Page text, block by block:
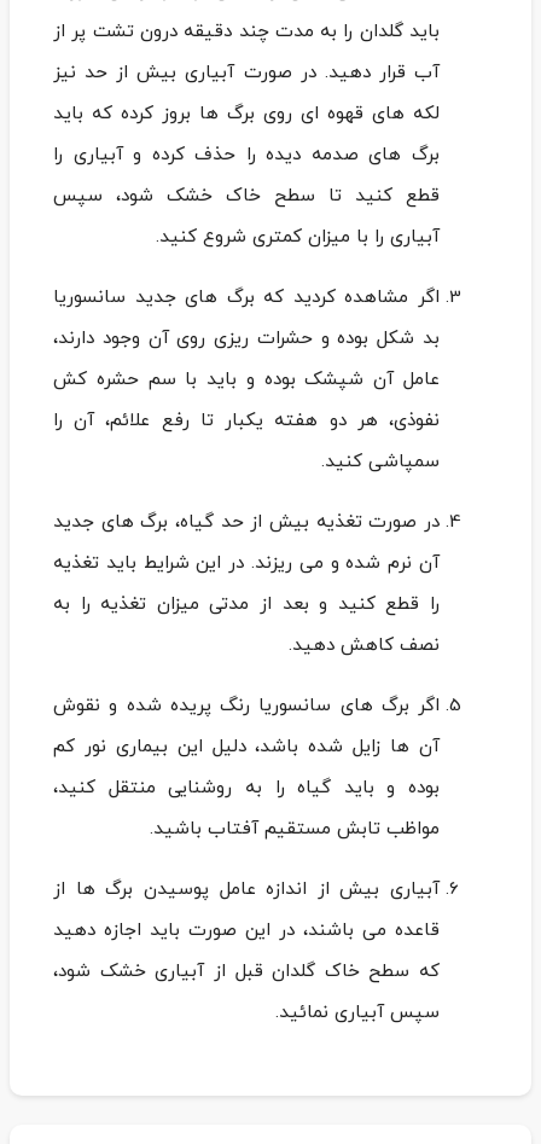
باید گلدان را به مدت چند دقیقه درون تشت پر از
آب قرار دهید. در صورت آبیاری بیش از حد نیز
لکه های قهوه ای روی برگ ها بروز کرده که باید
برگ های صدمه دیده را حذف کرده و آبیاری را
قطع کنید تا سطح خاک خشک شود، سپس
آبیاری را با میزان کمتری شروع کنید.
اگر مشاهده کردید که برگ های جدید سانسوریا
بد شکل بوده و حشرات ریزی روی آن وجود دارند،
عامل آن شپشک بوده و باید با سم حشره کش
نفوذی، هر دو هفته یکبار تا رفع علائم، آن را
سمپاشی کنید.
در صورت تغذیه بیش از حد گیاه، برگ های جدید
آن نرم شده و می ریزند. در این شرایط باید تغذیه
را قطع کنید و بعد از مدتی میزان تغذیه را به
نصف کاهش دهید.
اگر برگ های سانسوریا رنگ پریده شده و نقوش
آن ها زایل شده باشد، دلیل این بیماری نور کم
بوده و باید گیاه را به روشنایی منتقل کنید،
مواظب تابش مستقیم آفتاب باشید.
آبیاری بیش از اندازه عامل پوسیدن برگ ها از
قاعده می باشند، در این صورت باید اجازه دهید
که سطح خاک گلدان قبل از آبیاری خشک شود،
سپس آبیاری نمائید.